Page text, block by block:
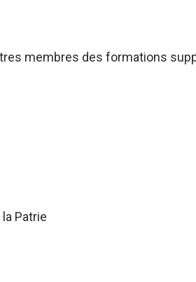
membres des formations
Patrie